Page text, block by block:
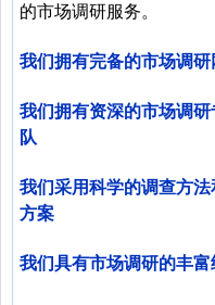
的市场调研服务。
我们拥有完备的市场调研
我们拥有资深的市场调研
队
我们采用科学的调查方法
方案
我们具有市场调研的丰富